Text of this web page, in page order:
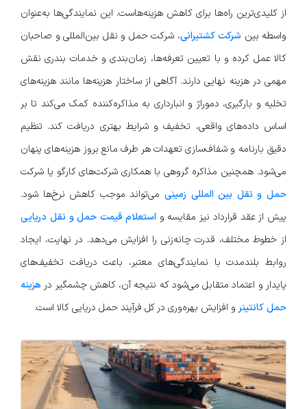
از کلیدی‌ترین راه‌ها برای کاهش هزینه‌هاست. این نمایندگی‌ها به‌عنوان
واسطه بین شرکت کشتیرانی، شرکت حمل و نقل بین‌المللی و صاحبان
کالا عمل کرده و با تعیین تعرفه‌ها، زمان‌بندی و خدمات بندری نقش
مهمی در هزینه نهایی دارند. آگاهی از ساختار هزینه‌ها مانند هزینه‌های
تخلیه و بارگیری، دموراژ و انبارداری به مذاکره‌کننده کمک می‌کند تا بر
اساس داده‌های واقعی، تخفیف و شرایط بهتری دریافت کند. تنظیم
دقیق بارنامه و شفاف‌سازی تعهدات هر طرف مانع بروز هزینه‌های پنهان
می‌شود. همچنین مذاکره گروهی با همکاری شرکت‌های کارگو یا شرکت
حمل و نقل بین‌ المللی زمینی می‌تواند موجب کاهش نرخ‌ها شود.
پیش از عقد قرارداد نیز مقایسه و استعلام قیمت حمل و نقل دریایی
از خطوط مختلف، قدرت چانه‌زنی را افزایش می‌دهد. در نهایت، ایجاد
روابط بلندمدت با نمایندگی‌های معتبر، باعث دریافت تخفیف‌های
پایدار و اعتماد متقابل می‌شود که نتیجه آن، کاهش چشمگیر در هزینه
حمل کانتینر و افزایش بهره‌وری در کل فرآیند حمل دریایی کالا است.